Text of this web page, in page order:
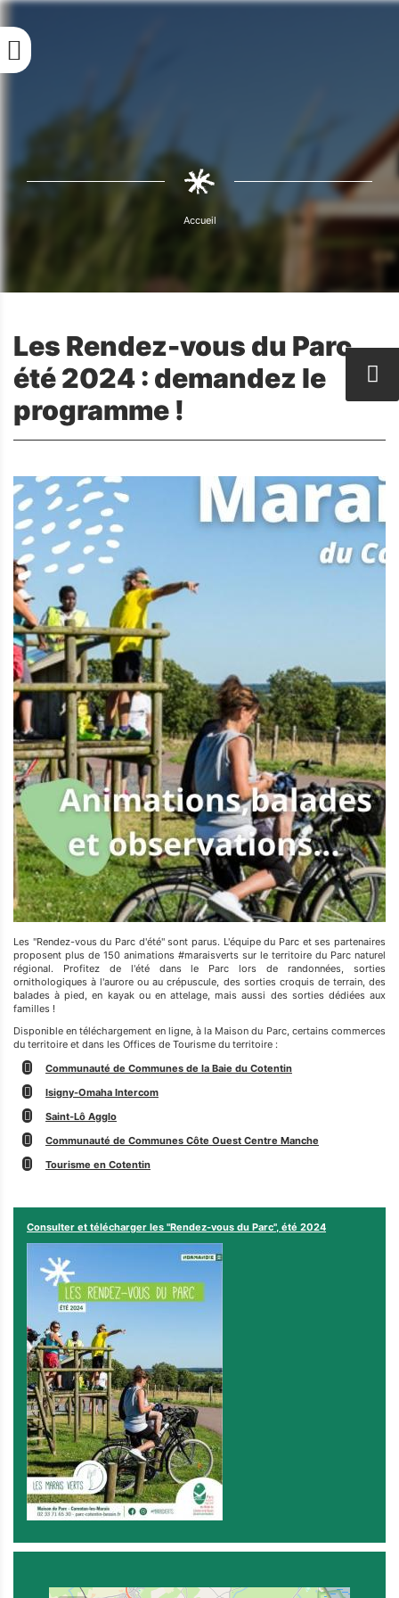
Aller
contenu
principal
Fil
d'Ariane
d'Ariane
Accueil
Les Rendez-vous du Parc,
été 2024 : demandez le
programme !
Les "Rendez-vous du Parc d'été" sont parus. L'équipe du Parc et ses partenaires
proposent plus de 150 animations #maraisverts sur le territoire du Parc naturel
régional. Profitez de l'été dans le Parc lors de randonnées, sorties
ornithologiques à l'aurore ou au crépuscule, des sorties croquis de terrain, des
balades à pied, en kayak ou en attelage, mais aussi des sorties dédiées aux
familles !
Disponible en téléchargement en ligne, à la Maison du Parc, certains commerces
du territoire et dans les Offices de Tourisme du territoire :
Communauté de Communes de la Baie du Cotentin
Isigny-Omaha Intercom
Saint-Lô Agglo
Communauté de Communes Côte Ouest Centre Manche
Tourisme en Cotentin
Consulter et télécharger les "Rendez-vous du Parc", été 2024